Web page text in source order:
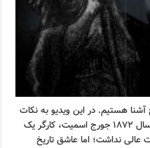
هستیم. در این ویدیو به نکات
جالبی درباره‌ی این افسانه می‌پردازیم. در سال ۱۸۷۲ جورج اسمیت، کارگر یک
عالی نداشت؛ اما عاشق تاریخ